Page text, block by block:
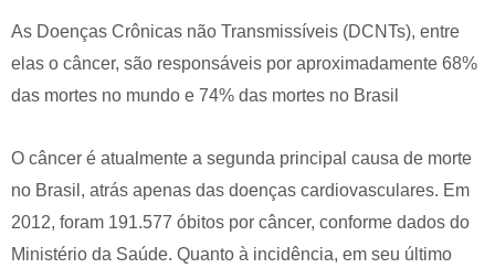
As Doenças Crônicas não Transmissíveis (DCNTs), entre
elas o câncer, são responsáveis por aproximadamente 68%
das mortes no mundo e 74% das mortes no Brasil
O câncer é atualmente a segunda principal causa de morte
no Brasil, atrás apenas das doenças cardiovasculares. Em
2012, foram 191.577 óbitos por câncer, conforme dados do
Ministério da Saúde. Quanto à incidência, em seu último